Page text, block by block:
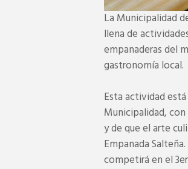
La Municipalidad
llena de
empanaderas del
gastronomía local.
Esta actividad
Municipalidad,
y de que el arte
Empanada
competirá en el